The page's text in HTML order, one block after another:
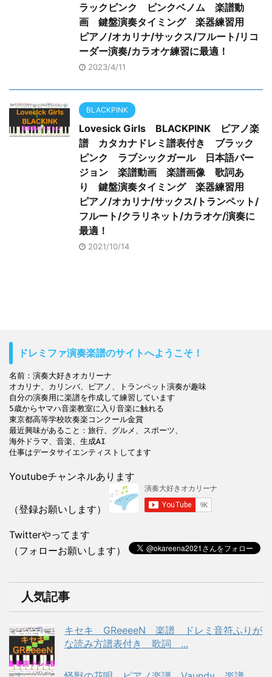
ラックピンク ピンクベノム 楽譜動
画 鍵盤演奏タイミング 楽器練習用
ピアノ/オカリナ/サックス/フルート/リコ
ーダー演奏/カラオケ練習に最適！
2023/4/11
BLACKPINK
Lovesick Girls BLACKPINK ピアノ楽
譜 カタカナドレミ譜表付き ブラック
ピンク ラブシックガール 日本語バー
ジョン 楽譜動画 楽譜画像 歌詞あ
り 鍵盤演奏タイミング 楽器練習用
ピアノ/オカリナ/サックス/トランペット/
フルート/クラリネット/カラオケ/演奏に
最適！
2021/10/14
ドレミファ演奏楽譜のサイトへようこそ！
名前：演奏大好きオカリーナ
オカリナ、カリンバ、ピアノ、トランペット演奏が趣味
自分の演奏用に楽譜を作成して練習しています
5歳からヤマハ音楽教室に入り音楽に触れる
東京都高等学校吹奏楽コンクール金賞
最近興味があること：旅行、グルメ、スポーツ、
海外ドラマ、音楽、生成AI
Youtubeチャンネルあります
（登録お願いします）
Twitterやってます
（フォローお願いします）
人気記事
キセキ GReeeeN 楽譜 ドレミ音符ふりが
な読み方譜表付き 歌詞 ...